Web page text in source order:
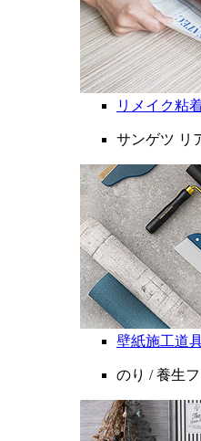
リメイク粘
サンゲツ リ
壁紙施工道
のり / 養生